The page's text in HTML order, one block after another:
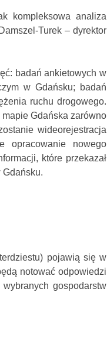
kompleksowa analiza
Turek – dyrektor
badań ankietowych w
w Gdańsku; badań
ruchu drogowego.
Gdańska zarówno
wideorejestracja
opracowanie nowego
które przekazał
Gdańsku.
pojawią się w
notować odpowiedzi
gospodarstw